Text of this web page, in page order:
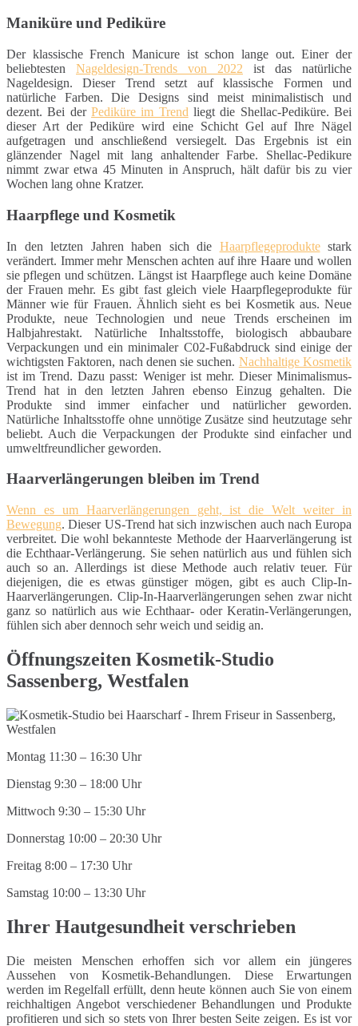
Maniküre und Pediküre
Der klassische French Manicure ist schon lange out. Einer der
beliebtesten Nageldesign-Trends von 2022 ist das natürliche
Nageldesign. Dieser Trend setzt auf klassische Formen und
natürliche Farben. Die Designs sind meist minimalistisch und
dezent. Bei der Pediküre im Trend liegt die Shellac-Pediküre. Bei
dieser Art der Pediküre wird eine Schicht Gel auf Ihre Nägel
aufgetragen und anschließend versiegelt. Das Ergebnis ist ein
glänzender Nagel mit lang anhaltender Farbe. Shellac-Pedikure
nimmt zwar etwa 45 Minuten in Anspruch, hält dafür bis zu vier
Wochen lang ohne Kratzer.
Haarpflege und Kosmetik
In den letzten Jahren haben sich die Haarpflegeproduktestark
verändert. Immer mehr Menschen achten auf ihre Haare und wollen
sie pflegen und schützen. Längst ist Haarpflege auch keine Domäne
der Frauen mehr. Es gibt fast gleich viele Haarpflegeprodukte für
Männer wie für Frauen. Ähnlich sieht es bei Kosmetik aus. Neue
Produkte, neue Technologien und neue Trends erscheinen im
Halbjahrestakt. Natürliche Inhaltsstoffe, biologisch abbaubare
Verpackungen und ein minimaler C02-Fußabdruck sind einige der
wichtigsten Faktoren, nach denen sie suchen. Nachhaltige Kosmetik
ist im Trend. Dazu passt: Weniger ist mehr. Dieser Minimalismus-
Trend hat in den letzten Jahren ebenso Einzug gehalten. Die
Produkte sind immer einfacher und natürlicher geworden.
Natürliche Inhaltsstoffe ohne unnötige Zusätze sind heutzutage sehr
beliebt. Auch die Verpackungen der Produkte sind einfacher und
umweltfreundlicher geworden.
Haarverlängerungen bleiben im Trend
Wenn es um Haarverlängerungen geht, ist die Welt weiter in
Bewegung. Dieser US-Trend hat sich inzwischen auch nach Europa
verbreitet. Die wohl bekannteste Methode der Haarverlängerung ist
die Echthaar-Verlängerung. Sie sehen natürlich aus und fühlen sich
auch so an. Allerdings ist diese Methode auch relativ teuer. Für
diejenigen, die es etwas günstiger mögen, gibt es auch Clip-In-
Haarverlängerungen. Clip-In-Haarverlängerungen sehen zwar nicht
ganz so natürlich aus wie Echthaar- oder Keratin-Verlängerungen,
fühlen sich aber dennoch sehr weich und seidig an.
Öffnungszeiten Kosmetik-Studio
Sassenberg, Westfalen
Montag 11:30 – 16:30 Uhr
Dienstag 9:30 – 18:00 Uhr
Mittwoch 9:30 – 15:30 Uhr
Donnerstag 10:00 – 20:30 Uhr
Freitag 8:00 – 17:30 Uhr
Samstag 10:00 – 13:30 Uhr
Ihrer Hautgesundheit verschrieben
Die meisten Menschen erhoffen sich vor allem ein jüngeres
Aussehen von Kosmetik-Behandlungen. Diese Erwartungen
werden im Regelfall erfüllt, denn heute können auch Sie von einem
reichhaltigen Angebot verschiedener Behandlungen und Produkte
profitieren und sich so stets von Ihrer besten Seite zeigen. Es ist vor